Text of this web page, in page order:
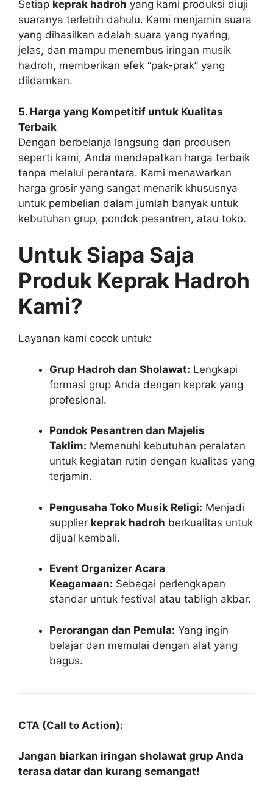
Setiap keprak hadroh yang kami produksi diuji
suaranya terlebih dahulu. Kami menjamin suara
yang dihasilkan adalah suara yang nyaring,
jelas, dan mampu menembus iringan musik
hadroh, memberikan efek “pak-prak” yang
diidamkan.
5. Harga yang Kompetitif untuk Kualitas
Terbaik
Dengan berbelanja langsung dari produsen
seperti kami, Anda mendapatkan harga terbaik
tanpa melalui perantara. Kami menawarkan
harga grosir yang sangat menarik khususnya
untuk pembelian dalam jumlah banyak untuk
kebutuhan grup, pondok pesantren, atau toko.
Untuk Siapa Saja
Produk Keprak Hadroh
Kami?
Layanan kami cocok untuk:
Grup Hadroh dan Sholawat: Lengkapi
formasi grup Anda dengan keprak yang
profesional.
Pondok Pesantren dan Majelis
Taklim: Memenuhi kebutuhan peralatan
untuk kegiatan rutin dengan kualitas yang
terjamin.
Pengusaha Toko Musik Religi: Menjadi
supplier keprak hadroh berkualitas untuk
dijual kembali.
Event Organizer Acara
Keagamaan: Sebagai perlengkapan
standar untuk festival atau tabligh akbar.
Perorangan dan Pemula: Yang ingin
belajar dan memulai dengan alat yang
bagus.
CTA (Call to Action):
Jangan biarkan iringan sholawat grup Anda
terasa datar dan kurang semangat!